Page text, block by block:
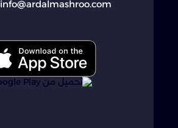
info@ardalmashroo.com